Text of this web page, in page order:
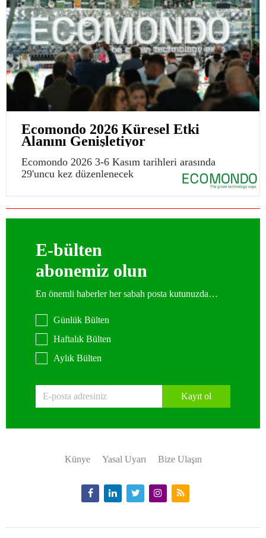
Ecomondo 2026 Küresel Etki
Alanını Genişletiyor
Ecomondo 2026 3-6 Kasım tarihleri arasında
29'uncu kez düzenlenecek
E-bülten
abonemiz olun
En önemli haberler her sabah posta kutunuzda…
Günlük Bülten
Haftalık Bülten
Aylık Bülten
Kayıt ol
Künye Yasal Uyarı Bize Ulaşın